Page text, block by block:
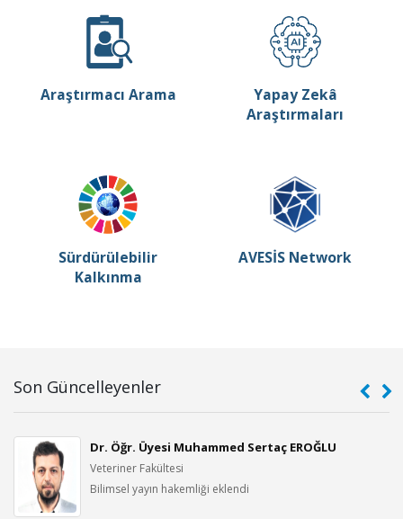
Araştırmacı Arama
Yapay Zekâ
Araştırmaları
Sürdürülebilir
Kalkınma
AVESİS Network
Son Güncelleyenler
Dr. Öğr. Üyesi Muhammed Sertaç EROĞLU
Veteriner Fakültesi
Bilimsel yayın hakemliği eklendi